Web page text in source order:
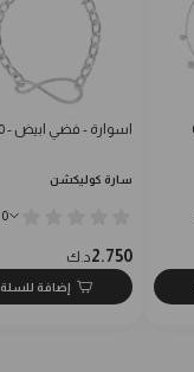
اسوارة - فضي ابيض - 0
سارة كوليكشن
0
2.750د.ك
إضافة للسلة